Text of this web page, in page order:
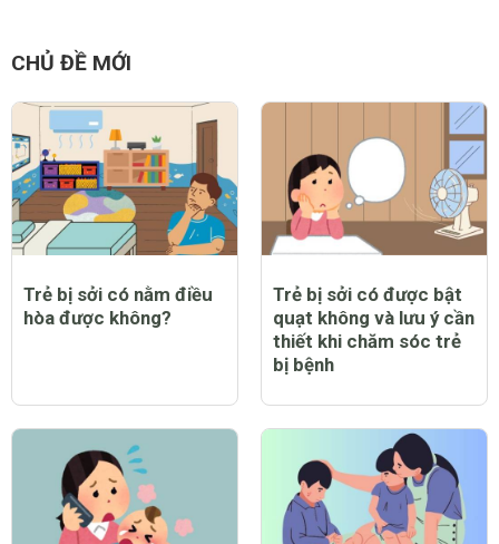
CHỦ ĐỀ MỚI
Trẻ bị sởi có nằm điều
hòa được không?
Trẻ bị sởi có được bật
quạt không và lưu ý cần
thiết khi chăm sóc trẻ
bị bệnh